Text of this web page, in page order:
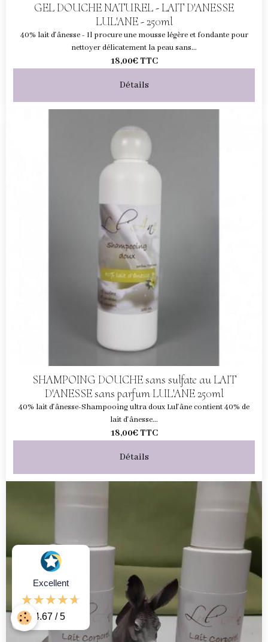
GEL DOUCHE NATUREL - LAIT D'ANESSE
LUL'ANE - 250ml
40% lait d'ânesse - Il procure une mousse légère et fondante pour
nettoyer délicatement la peau sans...
18,00€ TTC
Détails
SHAMPOING DOUCHE sans sulfate au LAIT
D'ANESSE sans parfum LUL'ANE 250ml
40% lait d'ânesse-Shampooing ultra doux Lul'âne contient 40% de
lait d'ânesse...
18,00€ TTC
Détails
Excellent
4.67 / 5